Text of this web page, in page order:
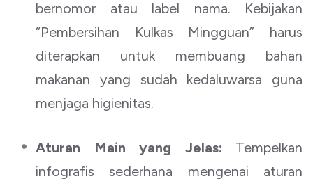
bernomor atau label nama. Kebijakan
“Pembersihan Kulkas Mingguan” harus
diterapkan untuk membuang bahan
makanan yang sudah kedaluwarsa guna
menjaga higienitas.
Aturan Main yang Jelas: Tempelkan
infografis sederhana mengenai aturan